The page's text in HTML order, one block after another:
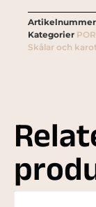
Artikelnummer
Kategorier
Skålar och